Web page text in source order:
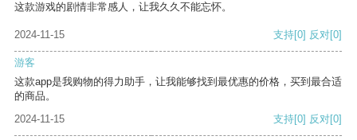
这款游戏的剧情非常感人，让我久久不能忘怀。
2024-11-15 支持[0] 反对[0]
游客
这款app是我购物的得力助手，让我能够找到最优惠的价格，买到最合适
的商品。
2024-11-15
支持[0] 反对[0]